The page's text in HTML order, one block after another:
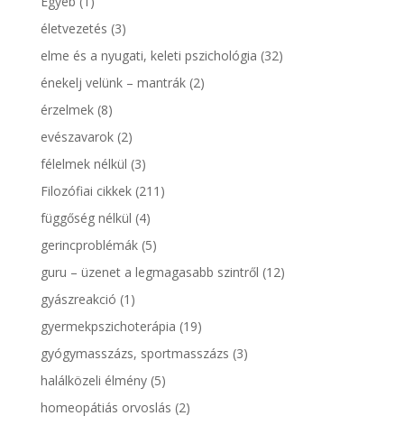
életvezetés (3)
elme és a nyugati, keleti pszichológia (32)
énekelj velünk – mantrák(2)
érzelmek(8)
evészavarok(2)
félelmek nélkül (3)
Filozófiai cikkek(211)
függőség nélkül (4)
gerincproblémák(5)
guru – üzenet a legmagasabb szintről (12)
gyászreakció (1)
gyermekpszichoterápia (19)
gyógymasszázs, sportmasszázs (3)
halálközeli élmény(5)
homeopátiás orvoslás (2)